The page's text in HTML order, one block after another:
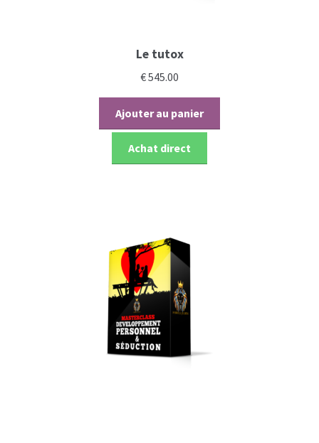
Le tutox
€545.00
Ajouter au panier
Achat direct